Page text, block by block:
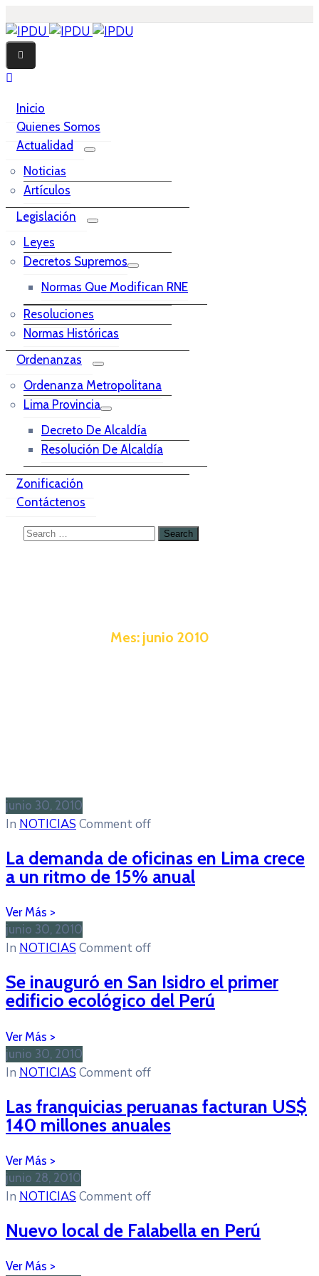
Inicio
Quienes Somos
Actualidad
Noticias
Artículos
Legislación
Leyes
Decretos Supremos
Normas Que Modifican RNE
Resoluciones
Normas Históricas
Ordenanzas
Ordenanza Metropolitana
Lima Provincia
Decreto De Alcaldía
Resolución De Alcaldía
Zonificación
Contáctenos
Mes: junio 2010
junio 30, 2010
In NOTICIAS Comment off
La demanda de oficinas en Lima crece
a un ritmo de 15% anual
junio 30, 2010
In NOTICIAS Comment off
Se inauguró en San Isidro el primer
edificio ecológico del Perú
junio 30, 2010
In NOTICIAS Comment off
Las franquicias peruanas facturan US$
140 millones anuales
junio 28, 2010
In NOTICIAS Comment off
Nuevo local de Falabella en Perú